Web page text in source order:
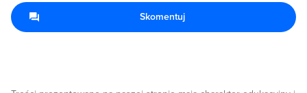
Skomentuj